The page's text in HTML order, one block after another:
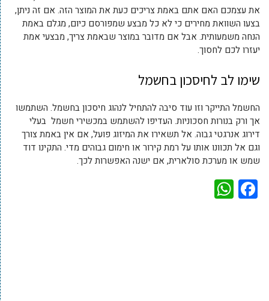
את עצמכם האם אתם באמת צריכים כעת את המוצר הזה. אם זה ניתן,
בצעו השוואת מחירים כי לא כל מבצע שמפורסם כיום, מגלם באמת
הנחה משמעותית. אבל אם מדובר במוצר שבאמת צריך, מבצעי אמת
יעזרו לכם לחסוך.
שימו לב לחיסכון בחשמל
החשמל התייקר וזו עוד סיבה להתחיל לנהוג חיסכון בחשמל. השתמשו
אך ורק בנורות חסכוניות. העדיפו להשתמש במכשירי חשמל בעלי
דירוג אנרגטי גבוה. אל תשאירו את המיזוג פועל, אם אין באמת צורך
וגם אל תכוונו אותו על רמת קירור או חימום גבוהים מדי. התקינו דוד
שמש או מערכת סולארית, אם ישנה האפשרות לכך.
Facebook